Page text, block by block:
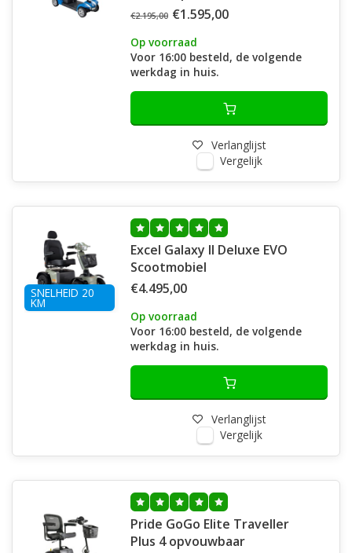
€2.195,00 €1.595,00
Op voorraad
Voor 16:00 besteld, de volgende
werkdag in huis.
Verlanglijst
Vergelijk
SNELHEID 20
KM
Excel Galaxy II Deluxe EVO
Scootmobiel
€4.495,00
Op voorraad
Voor 16:00 besteld, de volgende
werkdag in huis.
Verlanglijst
Vergelijk
Pride GoGo Elite Traveller
Plus 4 opvouwbaar